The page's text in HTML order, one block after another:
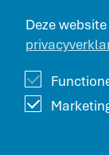
Projecten
Werken bij
Deze